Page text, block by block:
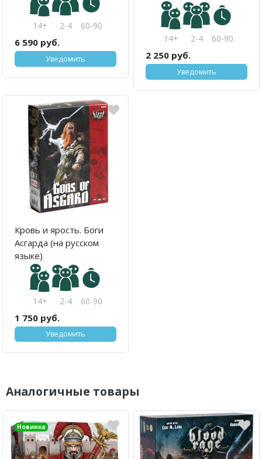
14+ 2-4 60-90
6 590 руб.
Уведомить
14+ 2-4 60-90
2 250 руб.
Уведомить
Кровь и ярость. Боги
Асгарда (на русском
языке)
14+ 2-4 60-90
1 750 руб.
Уведомить
Аналогичные товары
Новинка